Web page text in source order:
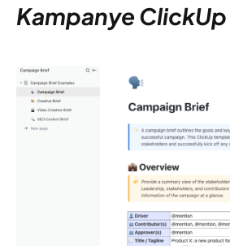
Kampanye ClickUp